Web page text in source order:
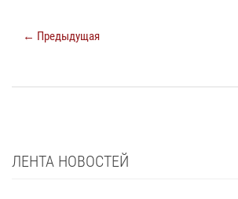
← Предыдущая
ЛЕНТА НОВОСТЕЙ